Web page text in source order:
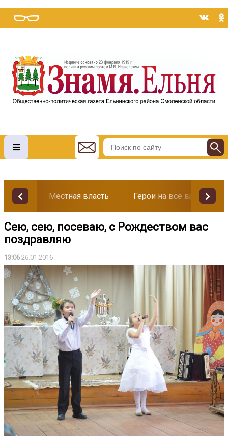
Местная власть Герои на все времена
Сею, сею, посеваю, с Рождеством вас
поздравляю
13:0626.01.2016